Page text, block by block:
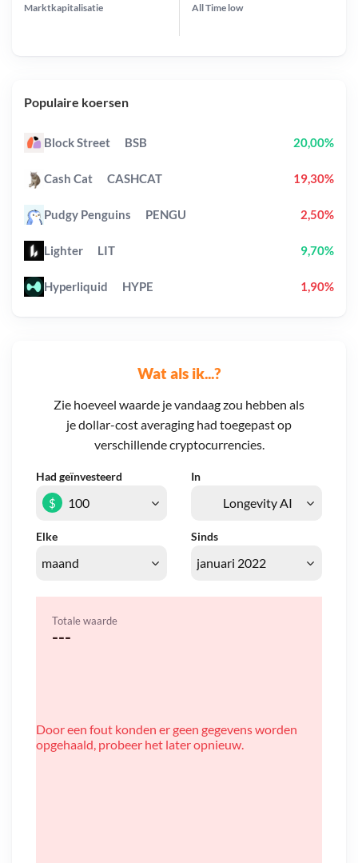
Wat als ik...?
Zie hoeveel waarde je vandaag zou hebben als
je dollar-cost averaging had toegepast op
verschillende cryptocurrencies.
Had geïnvesteerd In
Elke Sinds
$
Totale waarde
---
Door een fout konden er geen gegevens worden
opgehaald, probeer het later opnieuw.
Marktkapitalisatie All Time low
Populaire koersen
Block Street BSB 20,00%
Cash Cat CASHCAT 19,30%
Pudgy Penguins PENGU 2,50%
Lighter LIT 9,70%
Hyperliquid HYPE 1,90%